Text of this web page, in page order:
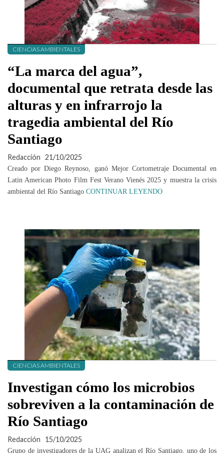
CIENCIAS AMBIENTALES
“La marca del agua”,
documental que retrata desde las
alturas y en infrarrojo la
tragedia ambiental del Río
Santiago
Redacción 21/10/2025
Creado por Diego Reynoso, ganó Mejor Cortometraje Documental en
Latin American Photo Film Fest Verano Vienés 2025 y muestra la crisis
ambiental del Río Santiago CONTINUAR LEYENDO
CIENCIAS AMBIENTALES
Investigan cómo los microbios
sobreviven a la contaminación de
Río Santiago
Redacción 15/10/2025
Grupo de investigadores de la UAG analizan el Río Santiago, uno de los